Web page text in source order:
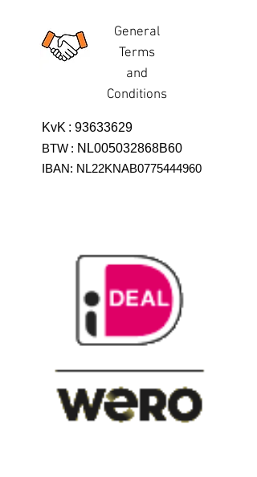
General
Terms
and
Conditions
KvK : 93633629
BTW : NL005032868B60
IBAN: NL22KNAB0775444960